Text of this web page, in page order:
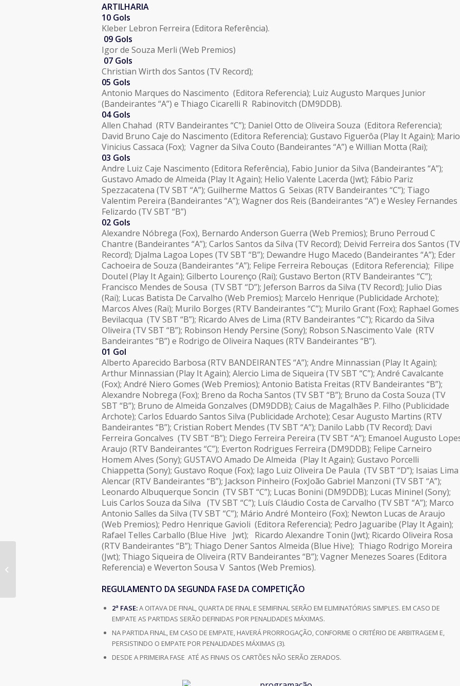
ARTILHARIA
10 Gols
Kleber Lebron Ferreira (Editora Referência).
09 Gols
Igor de Souza Merli (Web Premios)
07 Gols
Christian Wirth dos Santos (TV Record);
05 Gols
Antonio Marques do Nascimento (Editora Referencia); Luiz Augusto Marques Junior
(Bandeirantes “A”) e Thiago Cicarelli R Rabinovitch (DM9DDB).
04 Gols
Allen Chahad (RTV Bandeirantes “C”); Daniel Otto de Oliveira Souza (Editora Referencia);
David Bruno Caje do Nascimento (Editora Referencia); Gustavo Figuerôa (Play It Again); Mario
Vinicius Cassaca (Fox); Vagner da Silva Couto (Bandeirantes “A”) e Willian Motta (Rai);
03 Gols
Andre Luiz Caje Nascimento (Editora Referência), Fabio Junior da Silva (Bandeirantes “A”);
Gustavo Amado de Almeida (Play It Again); Helio Valente Lacerda (Jwt); Fábio Pariz
Spezzacatena (TV SBT “A”); Guilherme Mattos G Seixas (RTV Bandeirantes “C”); Tiago
Valentim Pereira (Bandeirantes “A”); Wagner dos Reis (Bandeirantes “A”) e Wesley Fernandes
Felizardo (TV SBT “B”)
02 Gols
Alexandre Nóbrega (Fox), Bernardo Anderson Guerra (Web Premios); Bruno Perroud C
Chantre (Bandeirantes “A”); Carlos Santos da Silva (TV Record); Deivid Ferreira dos Santos (TV
Record); Djalma Lagoa Lopes (TV SBT “B”); Dewandre Hugo Macedo (Bandeirantes “A”); Eder
Cachoeira de Souza (Bandeirantes “A”); Felipe Ferreira Rebouças (Editora Referencia); Filipe
Doutel (Play It Again); Gilberto Lourenço (Rai); Gustavo Berton (RTV Bandeirantes “C”);
Francisco Mendes de Sousa (TV SBT “D”); Jeferson Barros da Silva (TV Record); Julio Dias
(Rai); Lucas Batista De Carvalho (Web Premios); Marcelo Henrique (Publicidade Archote);
Marcos Alves (Rai); Murilo Borges (RTV Bandeirantes “C”); Murilo Grant (Fox); Raphael Gomes
Bevilacqua (TV SBT “B”); Ricardo Alves de Lima (RTV Bandeirantes “C”); Ricardo da Silva
Oliveira (TV SBT “B”); Robinson Hendy Persine (Sony); Robson S.Nascimento Vale (RTV
Bandeirantes “B”) e Rodrigo de Oliveira Naques (RTV Bandeirantes “B”).
01 Gol
Alberto Aparecido Barbosa (RTV BANDEIRANTES “A”); Andre Minnassian (Play It Again);
Arthur Minnassian (Play It Again); Alercio Lima de Siqueira (TV SBT “C”); André Cavalcante
(Fox); André Niero Gomes (Web Premios); Antonio Batista Freitas (RTV Bandeirantes “B”);
Alexandre Nobrega (Fox); Breno da Rocha Santos (TV SBT “B”); Bruno da Costa Souza (TV
SBT “B”); Bruno de Almeida Gonzalves (DM9DDB); Caius de Magalhães P. Filho (Publicidade
Archote); Carlos Eduardo Santos Silva (Publicidade Archote); Cesar Augusto Martins (RTV
Bandeirantes “B”); Cristian Robert Mendes (TV SBT “A”); Danilo Labb (TV Record); Davi
Ferreira Goncalves (TV SBT “B”); Diego Ferreira Pereira (TV SBT “A”); Emanoel Augusto
Araujo (RTV Bandeirantes “C”); Everton Rodrigues Ferreira (DM9DDB); Felipe Carneiro
Homem Alves (Sony); GUSTAVO Amado De Almeida (Play It Again); Gustavo Porcelli
Chiappetta (Sony); Gustavo Roque (Fox); Iago Luiz Oliveira De Paula (TV SBT “D”); Isaias Lima
Alencar (RTV Bandeirantes “B”); Jackson Pinheiro (FoxJoão Gabriel Manzoni (TV SBT “A”);
Leonardo Albuquerque Soncin (TV SBT “C”); Lucas Bonini (DM9DDB); Lucas Mininel (Sony);
Luis Carlos Souza da Silva (TV SBT “C”); Luís Cláudio Costa de Carvalho (TV SBT “A”); Marco
Antonio Salles da Silva (TV SBT “C”); Mário André Monteiro (Fox); Newton Lucas de Araujo
(Web Premios); Pedro Henrique Gavioli (Editora Referencia); Pedro Jaguaribe (Play It Again);
Rafael Telles Carballo (Blue Hive Jwt); Ricardo Alexandre Tonin (Jwt); Ricardo Oliveira Rosa
(RTV Bandeirantes “B”); Thiago Dener Santos Almeida (Blue Hive); Thiago Rodrigo Moreira
(Jwt); Thiago Siqueira de Oliveira (RTV Bandeirantes “B”); Vagner Menezes Soares (Editora
Referencia) e Weverton Sousa V Santos (Web Premios).
REGULAMENTO DA SEGUNDA FASE DA COMPETIÇÃO
2ª FASE:A OITAVA DE FINAL, QUARTA DE FINAL E SEMIFINAL SERÃO EM ELIMINATÓRIAS SIMPLES. EM CASO DE
EMPATE AS PARTIDAS SERÃO DEFINIDAS POR PENALIDADES MÁXIMAS.
NA PARTIDA FINAL, EM CASO DE EMPATE, HAVERÁ PRORROGAÇÃO, CONFORME O CRITÉRIO DE ARBITRAGEM E,
PERSISTINDO O EMPATE POR PENALIDADES MÁXIMAS (3).
DESDE A PRIMEIRA FASE ATÉ AS FINAIS OS CARTÕES NÃO SERÃO ZERADOS.
Jogos Publicitários Futebol Society